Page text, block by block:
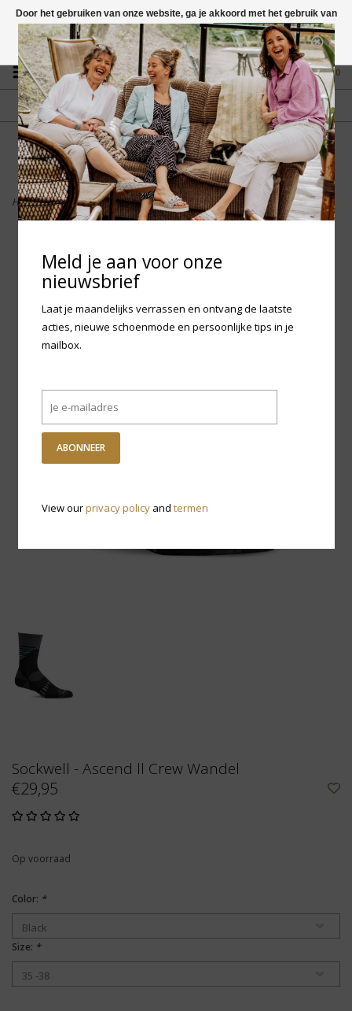
Vragen? App naar +31 58 250 1503
0
GRATIS VERZENDING NL
Vanaf € 75,-
FYSIEKE WINKEL
in Mantgum (frl)
fdad
Home>Sockwell - Ascend ll Crew Wandel
Sockwell - Ascend ll Crew Wandel
€29,95
Op voorraad
Color: *
Size: *
Door het gebruiken van onze website, ga je akkoord met het gebruik van
cookies om onze website te verbeteren.
Dit bericht verbergen
Meer over cookies »
Meld je aan voor onze
nieuwsbrief
Laat je maandelijks verrassen en ontvang de laatste
acties, nieuwe schoenmode en persoonlijke tips in je
mailbox.
ABONNEER
View ourprivacy policyand termen